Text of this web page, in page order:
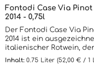
Fontodi Case Via Pinot
2014 - 0,75l
Der Fontodi Case Via
2014 ist ein
italienischer Rotwein,
Toskana hergestellt wird.
aus 100% Pinot Nero
Inhalt:0.75 Liter(52,00 € / 1